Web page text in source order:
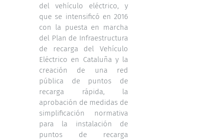
del vehículo eléctrico, y
que se intensificó en 2016
con la puesta en marcha
del Plan de Infraestructura
de recarga del Vehículo
Eléctrico en Cataluña y la
creación de una red
pública de puntos de
recarga rápida, la
aprobación de medidas de
simplificación normativa
para la instalación de
puntos de recarga